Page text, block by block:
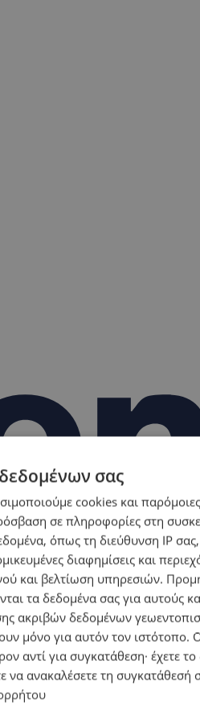
– Πολυσέλιδο έγγραφο
σας
cookies και
σε πληροφορίες στη
όπως τη διεύθυνση IP
διαφημίσεις και
και βελτίωση υπηρεσιών.
τα δεδομένα σας για αυτούς
ακριβών δεδομένων
μόνο για αυτόν τον ιστότοπο.
αντί για συγκατάθεση· έχετε το
να ανακαλέσετε τη συγκατάθεσή